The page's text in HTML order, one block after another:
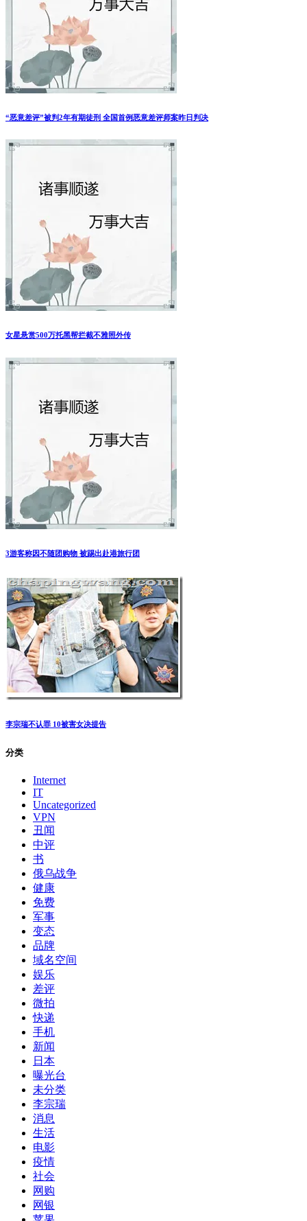
赵立坚：不要炒作中俄领土冷饭
“恶意差评”被判2年有期徒刑 全国首例恶意差评师案昨日判决
女星悬赏500万托黑帮拦截不雅照外传
3游客称因不随团购物 被踢出赴港旅行团